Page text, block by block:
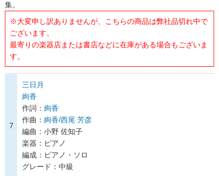
集。
※大変申し訳ありませんが、こちらの商品は弊社品切れ中で
ございます。
最寄りの楽器店または書店などに在庫がある場合もございま
す。
7
三日月
絢香
作詞： 絢香
作曲： 絢香/西尾 芳彦
編曲：小野 佐知子
楽器：ピアノ
編成：ピアノ・ソロ
グレード：中級